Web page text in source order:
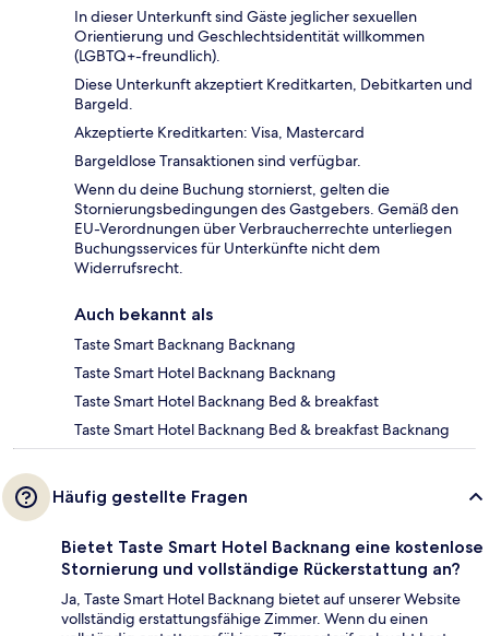
In dieser Unterkunft sind Gäste jeglicher sexuellen
Orientierung und Geschlechtsidentität willkommen
(LGBTQ+-freundlich).
Diese Unterkunft akzeptiert Kreditkarten, Debitkarten und
Bargeld.
Akzeptierte Kreditkarten: Visa, Mastercard
Bargeldlose Transaktionen sind verfügbar.
Wenn du deine Buchung stornierst, gelten die
Stornierungsbedingungen des Gastgebers. Gemäß den
EU-Verordnungen über Verbraucherrechte unterliegen
Buchungsservices für Unterkünfte nicht dem
Widerrufsrecht.
Auch bekannt als
Taste Smart Backnang Backnang
Taste Smart Hotel Backnang Backnang
Taste Smart Hotel Backnang Bed & breakfast
Taste Smart Hotel Backnang Bed & breakfast Backnang
Häufig gestellte Fragen
Bietet Taste Smart Hotel Backnang eine kostenlose
Stornierung und vollständige Rückerstattung an?
Ja, Taste Smart Hotel Backnang bietet auf unserer Website
vollständig erstattungsfähige Zimmer. Wenn du einen